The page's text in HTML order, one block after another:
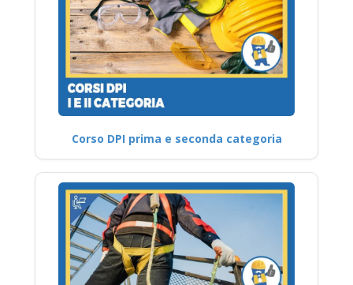
Corso DPI prima e seconda categoria